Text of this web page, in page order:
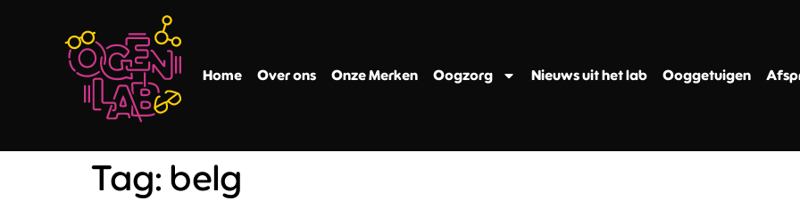
Home Over ons Onze Merken Oogzorg Nieuws uit het lab Ooggetuigen
Tag: belg